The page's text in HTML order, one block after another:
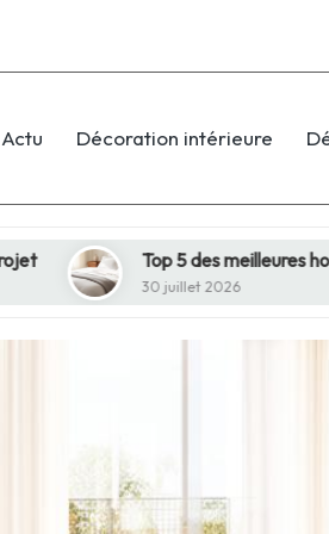
Actu Décoration intérieure
5 des meilleures housses de couette
juillet 2026